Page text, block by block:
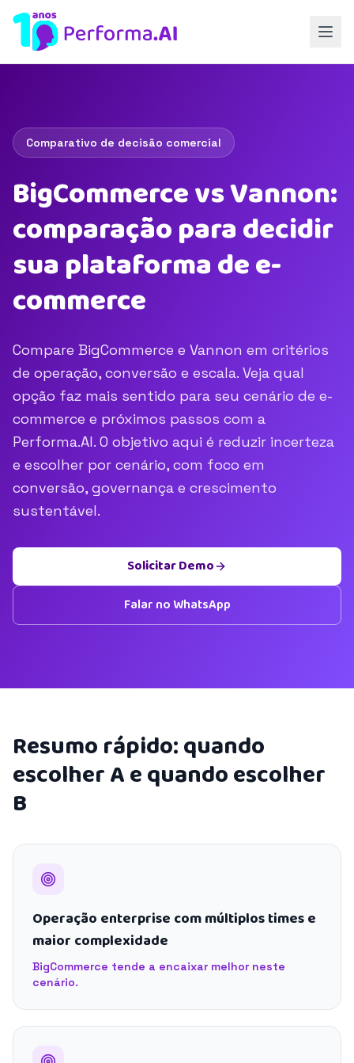
Comparativo de decisão comercial
BigCommerce vs Vannon:
comparação para decidir
sua plataforma de e-
commerce
Compare BigCommerce e Vannon em critérios
de operação, conversão e escala. Veja qual
opção faz mais sentido para seu cenário de e-
commerce e próximos passos com a
Performa.AI. O objetivo aqui é reduzir incerteza
e escolher por cenário, com foco em
conversão, governança e crescimento
sustentável.
Solicitar Demo
Falar no WhatsApp
Resumo rápido: quando
escolher A e quando escolher
B
Operação enterprise com múltiplos times e
maior complexidade
BigCommerce tende a encaixar melhor neste
cenário.